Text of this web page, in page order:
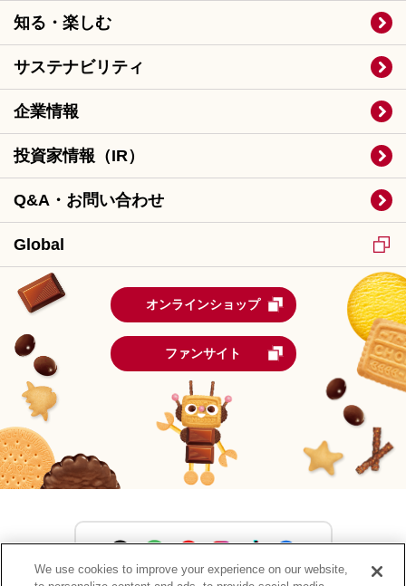
知る・楽しむ
サステナビリティ
企業情報
投資家情報（IR）
Q&A・お問い合わせ
Global
オンラインショップ
ファンサイト
We use cookies to improve your experience on our website,